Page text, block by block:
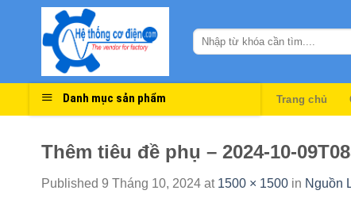
Danh mục sản phẩm Trang chủ
Thêm tiêu đề phụ – 2024-10-
Published 9 Tháng 10, 2024 at 1500 × 1500 in Nguồn